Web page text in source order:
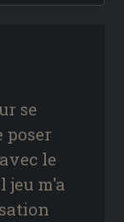
se
poser
le
jeu m'a